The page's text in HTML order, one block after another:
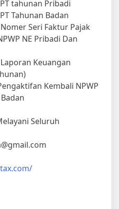
tahunan Pribadi
Tahunan Badan
Seri Faktur Pajak
NE Pribadi Dan
Keuangan
Kembali NPWP
Seluruh